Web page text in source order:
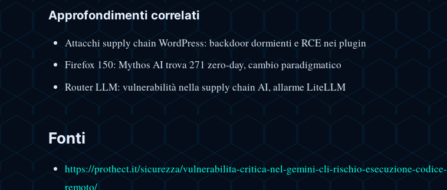
Approfondimenti correlati
Attacchi supply chain WordPress: backdoor dormienti e RCE nei plugin
Firefox 150: Mythos AI trova 271 zero-day, cambio paradigmatico
Router LLM: vulnerabilità nella supply chain AI, allarme LiteLLM
Fonti
https://prothect.it/sicurezza/vulnerabilita-critica-nel-gemini-cli-rischio-esecuzione-codice-
remoto/